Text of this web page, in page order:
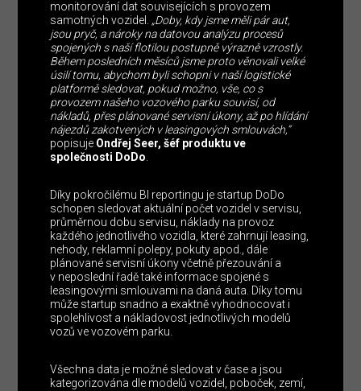
monitorování dat souvisejících s provozem
samotných vozidel. „Doby, kdy jsme měli pár aut,
jsou pryč, a nároky na datovou analýzu procesů
spojených s naší flotilou postupně výrazně vzrostly.
Během posledních měsíců jsme proto věnovali velké
úsilí tomu, abychom byli schopni v naší logistické
platformě sledovat, pokud možno, vše, co s
provozem našeho vozového parku souvisí, od
nákladů, přes plánované servisní úkony, až po hlídání
nájezdů zakotvených v leasingových smlouvách,“
popisuje Ondřej Seer, šéf produktu ve
společnosti DoDo
Díky pokročilému BI reportingu je startup DoDo
schopen sledovat aktuální počet vozidel v servisu,
průměrnou dobu servisu, náklady na provoz
každého jednotlivého vozidla, které zahrnují leasing,
nehody, reklamní polepy, pokuty apod., dále
plánované servisní úkony včetně přezouvání a
v neposlední řadě také informace spojené s
leasingovými smlouvami na daná auta. Díky tomu
může startup snadno a exaktně vyhodnocovat i
spolehlivost a nákladovost jednotlivých modelů
vozů ve vozovém parku.
Všechna data je možné sledovat v čase a jsou
kategorizována dle modelů vozidel, poboček, zemí,